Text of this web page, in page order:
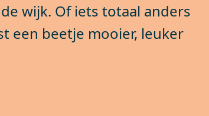
wijk. Of iets totaal anders
een beetje mooier, leuker